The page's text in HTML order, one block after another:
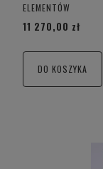
ELEMENTÓW
11 270,00 zł
DO KOSZYKA